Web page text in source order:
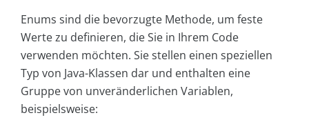
Enums sind die bevorzugte Methode, um feste
Werte zu definieren, die Sie in Ihrem Code
verwenden möchten. Sie stellen einen speziellen
Typ von Java-Klassen dar und enthalten eine
Gruppe von unveränderlichen Variablen,
beispielsweise: